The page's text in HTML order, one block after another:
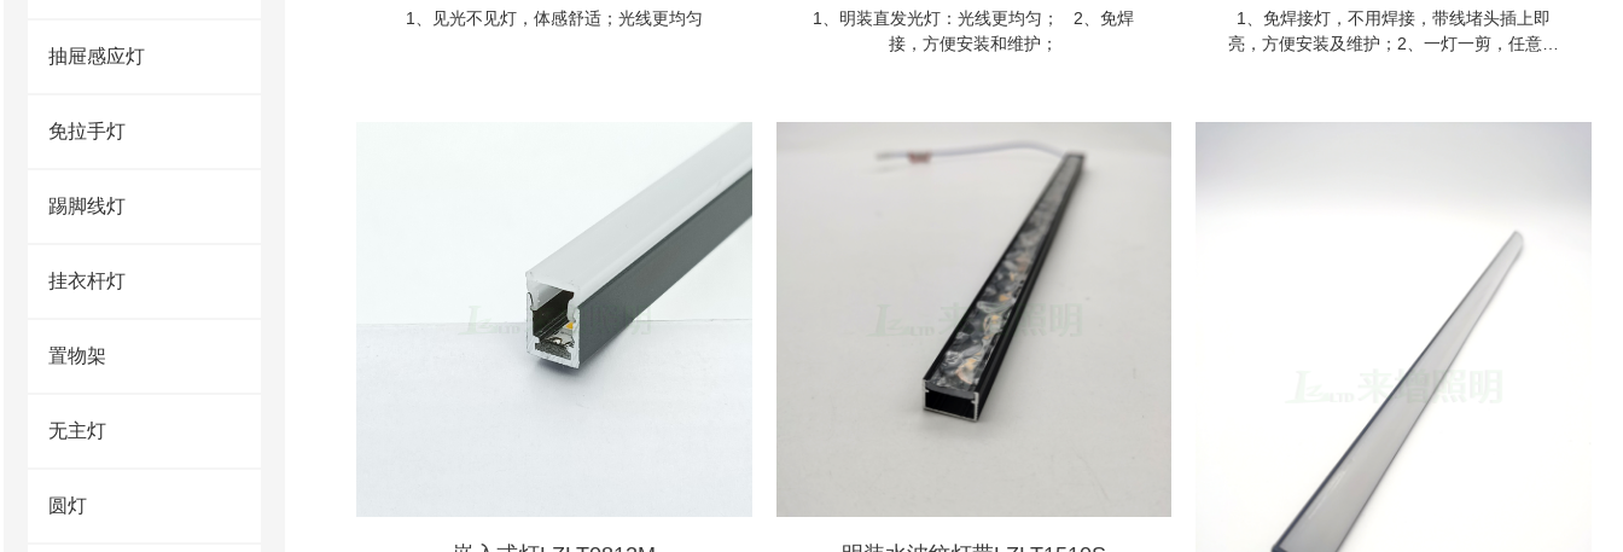
抽屉感应灯
免拉手灯
踢脚线灯
挂衣杆灯
置物架
无主灯
圆灯
1、见光不见灯，体感舒适；光线更均匀
1、明装直发光灯：光线更均匀； 2、免焊
接，方便安装和维护；
1、免焊接灯，不用焊接，带线堵头插上即
亮，方便安装及维护；2、一灯一剪，任意尺